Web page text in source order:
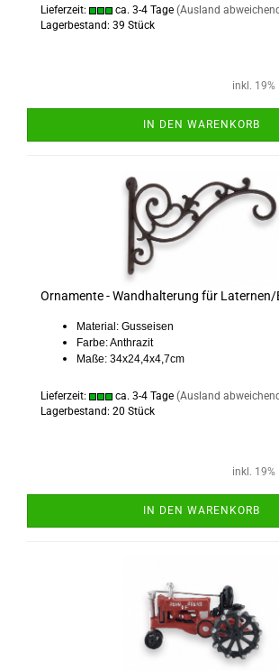
Lieferzeit: ca. 3-4 Tage (Ausland
Lagerbestand: 39 Stück
inkl. 19%
IN DEN WARENKORB
Ornamente - Wandhalterung für
Material: Gusseisen
Farbe: Anthrazit
Maße: 34x24,4x4,7cm
Lieferzeit: ca. 3-4 Tage (Ausland
Lagerbestand: 20 Stück
inkl. 19%
IN DEN WARENKORB